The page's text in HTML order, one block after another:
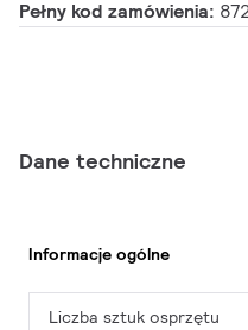
Pełny kod zamówienia:
Dane techniczne
Informacje ogólne
Liczba sztuk osprzętu